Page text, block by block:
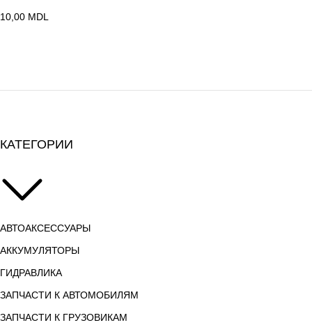
10,00 MDL
КАТЕГОРИИ
АВТОАКСЕССУАРЫ
АККУМУЛЯТОРЫ
ГИДРАВЛИКА
ЗАПЧАСТИ К АВТОМОБИЛЯМ
ЗАПЧАСТИ К ГРУЗОВИКАМ